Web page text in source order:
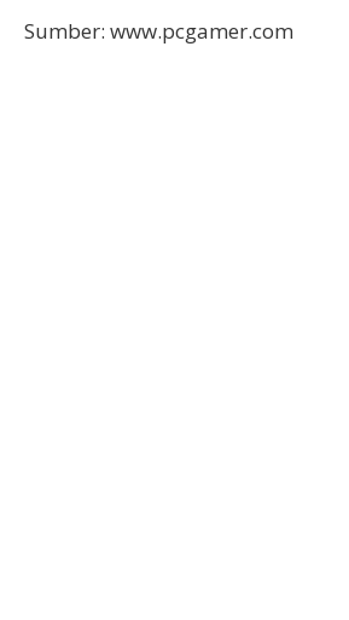
Sumber: www.pcgamer.com